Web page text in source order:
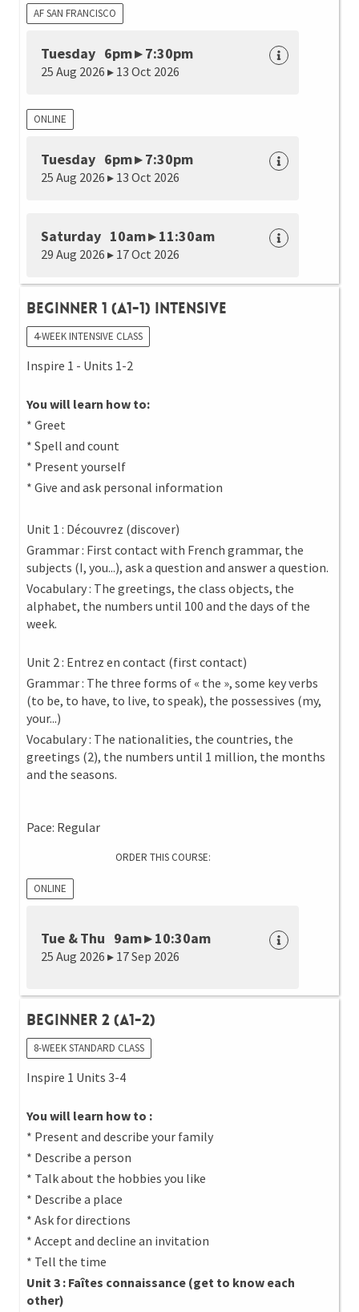
AF SAN FRANCISCO
Tuesday 6pm ▸ 7:30pm
25 Aug 2026 ▸ 13 Oct 2026
ONLINE
Tuesday 6pm ▸ 7:30pm
25 Aug 2026 ▸ 13 Oct 2026
Saturday 10am ▸ 11:30am
29 Aug 2026 ▸ 17 Oct 2026
Beginner 1 (A1-1) Intensive
4-WEEK INTENSIVE CLASS
Inspire 1 - Units 1-2
You will learn how to:
* Greet
* Spell and count
* Present yourself
* Give and ask personal information
Unit 1 : Découvrez (discover)
Grammar : First contact with French grammar, the
subjects (I, you...), ask a question and answer a question.
Vocabulary : The greetings, the class objects, the
alphabet, the numbers until 100 and the days of the
week.
Unit 2 : Entrez en contact (first contact)
Grammar : The three forms of « the », some key verbs
(to be, to have, to live, to speak), the possessives (my,
your...)
Vocabulary : The nationalities, the countries, the
greetings (2), the numbers until 1 million, the months
and the seasons.
Pace: Regular
ORDER THIS COURSE:
ONLINE
Tue & Thu 9am ▸ 10:30am
25 Aug 2026 ▸ 17 Sep 2026
Beginner 2 (A1-2)
8-WEEK STANDARD CLASS
Inspire 1 Units 3-4
You will learn how to :
* Present and describe your family
* Describe a person
* Talk about the hobbies you like
* Describe a place
* Ask for directions
* Accept and decline an invitation
* Tell the time
Unit 3 : Faîtes connaissance (get to know each
other)